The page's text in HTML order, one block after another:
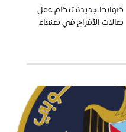
ضوابط جديدة تنظم عمل
صالات الأفراح في صنعاء